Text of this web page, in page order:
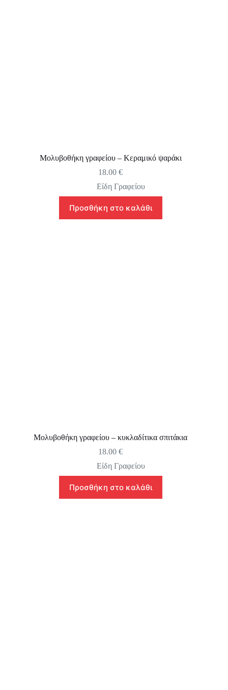
Μολυβοθήκη γραφείου – Κεραμικό ψαράκι
18.00€
Είδη Γραφείου
Προσθήκη στο καλάθι
Μολυβοθήκη γραφείου – κυκλαδίτικα σπιτάκια
18.00€
Είδη Γραφείου
Προσθήκη στο καλάθι